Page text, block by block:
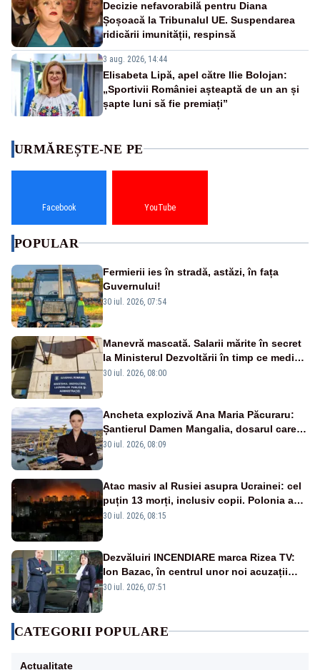
Decizie nefavorabilă pentru Diana
Șoșoacă la Tribunalul UE. Suspendarea
ridicării imunității, respinsă
3 aug. 2026, 14:44
Elisabeta Lipă, apel către Ilie Bolojan:
„Sportivii României așteaptă de un an și
șapte luni să fie premiați”
URMĂREȘTE-NE PE
Facebook YouTube
POPULAR
Fermierii ies în stradă, astăzi, în fața
Guvernului!
30 iul. 2026, 07:54
Manevră mascată. Salarii mărite în secret
la Ministerul Dezvoltării în timp ce medicii
ies în stradă
30 iul. 2026, 08:00
Ancheta explozivă Ana Maria Păcuraru:
Șantierul Damen Mangalia, dosarul care
scufundă apărarea României
30 iul. 2026, 08:09
Atac masiv al Rusiei asupra Ucrainei: cel
puțin 13 morți, inclusiv copii. Polonia a
ridicat avioanele de vânătoare
30 iul. 2026, 08:15
Dezvăluiri INCENDIARE marca Rizea TV:
Ion Bazac, în centrul unor noi acuzații
publice
30 iul. 2026, 07:51
CATEGORII POPULARE
Actualitate